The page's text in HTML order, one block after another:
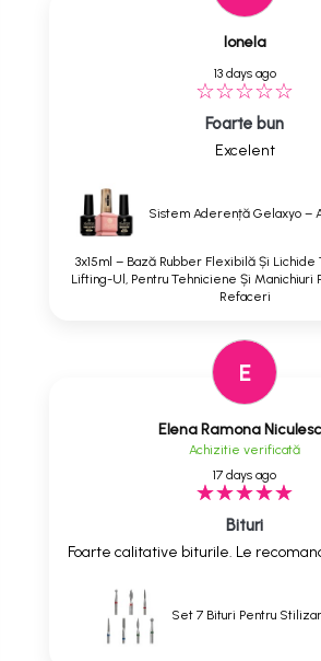
Ionela
13 days ago
Foarte bun
Excelent
Sistem Aderență Gelaxyo –
3x15ml – Bază Rubber Flexibilă Și Lichide
Lifting-Ul, Pentru Tehniciene Și Manichiuri
Refaceri
E
Elena Ramona
Achizitie verificată
17 days ago
Bituri
Foarte calitative biturile. Le
Set 7 Bituri Pentru